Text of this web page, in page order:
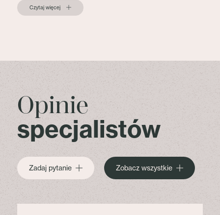
Czytaj więcej
Opinie
specjalistów
Zadaj pytanie Zobacz wszystkie